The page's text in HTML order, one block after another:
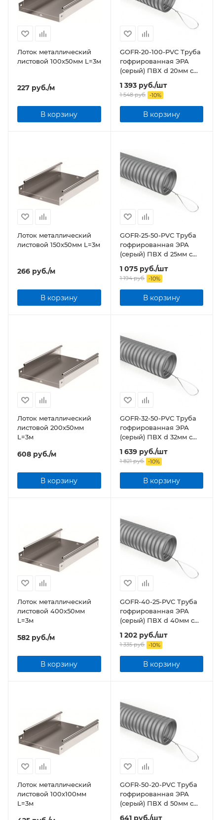
Лоток металлический
листовой 100x50мм L=3м
227 руб./м
В корзину
GOFR-20-100-PVС Труба
гофрированная ЭРА
(серый) ПВХ d 20мм с
зонд. легкая 100м бухта
1 393руб./шт
1 548руб. -10%
В корзину
Лоток металлический
листовой 150x50мм L=3м
266 руб./м
В корзину
GOFR-25-50-PVС Труба
гофрированная ЭРА
(серый) ПВХ d 25мм с
зонд. легкая 50м бухта
1 075руб./шт
1 194руб. -10%
В корзину
Лоток металлический
листовой 200x50мм
L=3м
608 руб./м
В корзину
GOFR-32-50-PVС Труба
гофрированная ЭРА
(серый) ПВХ d 32мм с
зонд. легкая 50м бухта
1 639руб./шт
1 821руб. -10%
В корзину
Лоток металлический
листовой 400x50мм
L=3м
582 руб./м
В корзину
GOFR-40-25-PVС Труба
гофрированная ЭРА
(серый) ПВХ d 40мм с
зонд. легкая 25м бухта
1 202руб./шт
1 335руб. -10%
В корзину
Лоток металлический
листовой 100x100мм
L=3м
GOFR-50-20-PVС Труба
гофрированная ЭРА
(серый) ПВХ d 50мм с
зонд. легкая 20м бухта
641руб./шт